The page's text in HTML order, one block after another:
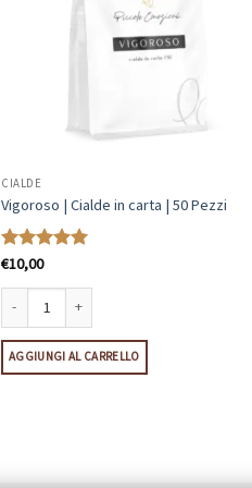
CIALDE
Vigoroso | Cialde in carta | 50 Pezzi
Valutato
€10,00
Vigoroso | Cialde in carta | 50 Pezzi quantità
AGGIUNGI AL CARRELLO